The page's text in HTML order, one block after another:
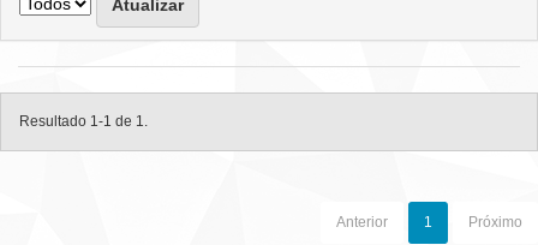
Resultado 1-1 de 1.
Anterior 1 Próximo